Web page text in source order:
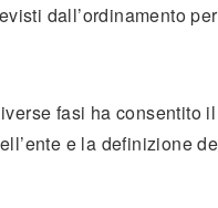
dall’ordinamento per
fasi ha consentito il
e la definizione